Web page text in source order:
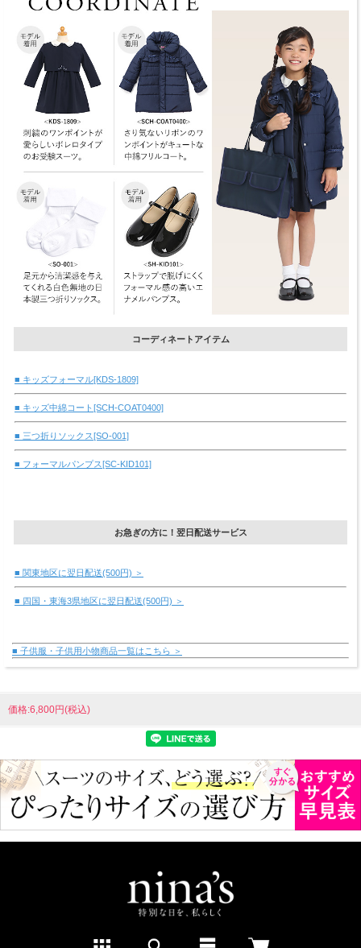
コーディネートアイテム
■ キッズフォーマル[KDS-1809]
■ キッズ中綿コート[SCH-COAT0400]
■ 三つ折りソックス[SO-001]
■ フォーマルパンプス[SC-KID101]
お急ぎの方に！翌日配送サービス
■ 関東地区に翌日配送(500円) ＞
■ 四国・東海3県地区に翌日配送(500円) ＞
■ 子供服・子供用小物商品一覧はこちら ＞
価格:6,800円(税込)